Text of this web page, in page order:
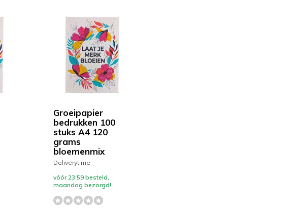
Groeipapier
bedrukken 100
stuks A4 120
grams
bloemenmix
Deliverytime
vóór 23:59 besteld,
maandag bezorgd!